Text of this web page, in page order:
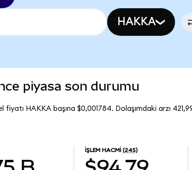
HAKKA
piyasa son durumu
fiyatı HAKKA başına $0,001784. Dolaşımdaki arzı
İŞLEM HACMI (24S)